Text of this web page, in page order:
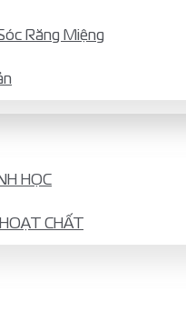
Răng Miệng
HỌC
CHẤT